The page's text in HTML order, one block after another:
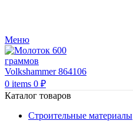
Меню
0 items 0 ₽
Каталог товаров
Строительные материалы